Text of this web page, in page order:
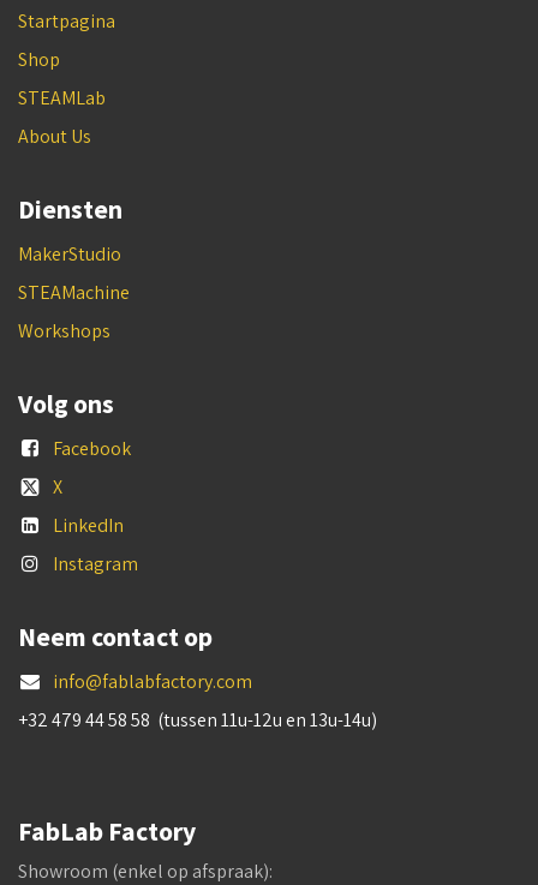
Startpagina
Shop
STEAMLab
About Us
Diensten
MakerStudio
STEAMachine
Workshops
Volg ons
Facebook
X
LinkedIn
Instagram
Neem contact op
info@fablabfactory.com
+32 479 44 58 58 (tussen 11u-12u en 13u-14u)
FabLab Factory
Showroom (enkel op afspraak):